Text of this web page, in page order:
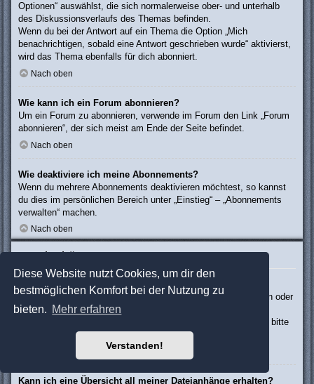
Diese Website nutzt Cookies, um dir den
bestmöglichen Komfort bei der Nutzung zu
bieten. Mehr erfahren
Verstanden!
Optionen“ auswählst, die sich normalerweise ober- und unterhalb
des Diskussionsverlaufs des Themas befinden.
Wenn du bei der Antwort auf ein Thema die Option „Mich
benachrichtigen, sobald eine Antwort geschrieben wurde“ aktivierst,
wird das Thema ebenfalls für dich abonniert.
Nach oben
Wie kann ich ein Forum abonnieren?
Um ein Forum zu abonnieren, verwende im Forum den Link „Forum
abonnieren“, der sich meist am Ende der Seite befindet.
Nach oben
Wie deaktiviere ich meine Abonnements?
Wenn du mehrere Abonnements deaktivieren möchtest, so kannst
du dies im persönlichen Bereich unter „Einstieg“ – „Abonnements
verwalten“ machen.
Nach oben
Dateianhänge
Welche Dateianhänge sind in diesem Forum zulässig?
Die Board-Administration kann bestimmte Dateitypen zulassen oder
verbieten. Falls du dir nicht sicher bist, welche Dateitypen du
anhängen kannst und du Unterstützung benötigst, wende dich bitte
an die Board-Administration.
Kann ich eine Übersicht all meiner Dateianhänge erhalten?